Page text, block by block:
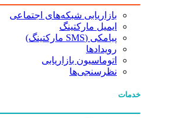
بازاریابی شبکه‌های اجتماعی
ایمیل مارکتینگ
پیامکی (SMS مارکتینگ)
رویدادها
اتوماسیون بازاریابی
نظرسنجی‌ها
خدمات